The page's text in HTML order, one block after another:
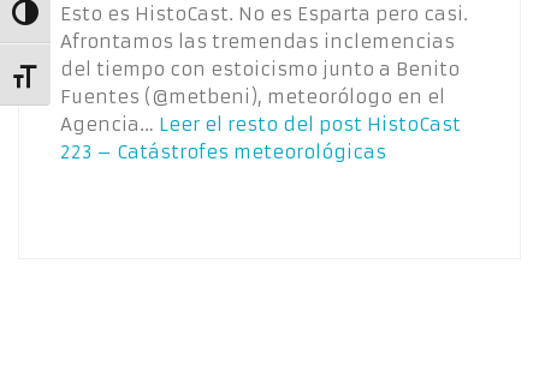
Alternar alto contraste
Alternar tamaño de letra
Esto es HistoCast. No es Esparta pero casi.
Afrontamos las tremendas inclemencias
del tiempo con estoicismo junto a Benito
Fuentes (@metbeni), meteorólogo en el
Agencia… Leer el resto del post HistoCast
223 – Catástrofes meteorológicas